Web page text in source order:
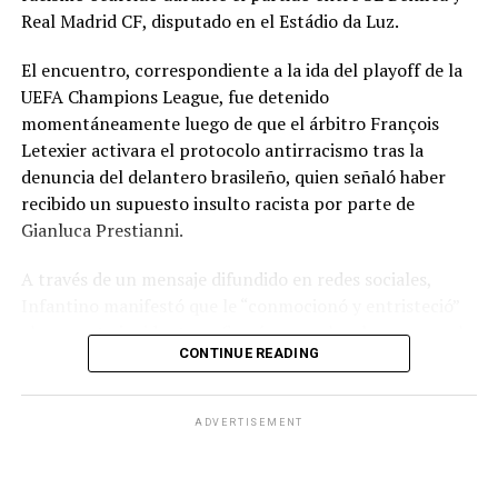
Real Madrid CF, disputado en el Estádio da Luz.
El encuentro, correspondiente a la ida del playoff de la
UEFA Champions League, fue detenido
momentáneamente luego de que el árbitro François
Letexier activara el protocolo antirracismo tras la
denuncia del delantero brasileño, quien señaló haber
recibido un supuesto insulto racista por parte de
Gianluca Prestianni.
A través de un mensaje difundido en redes sociales,
el presunto incidente y afirmó que no hay lugar para el
racismo en el futbol ni en la sociedad. Señaló que es
medidas y que se investiguen los hechos para exigir
CONTINUE READING
ADVERTISEMENT